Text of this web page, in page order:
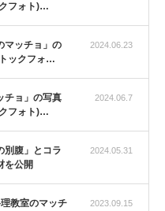
フォト)…
2024.06.23
マッチョ」の
ックフォ…
2024.06.7
チョ」の写真
フォト)…
2024.05.31
別腹」とコラ
を公開
2023.09.15
教室のマッチ